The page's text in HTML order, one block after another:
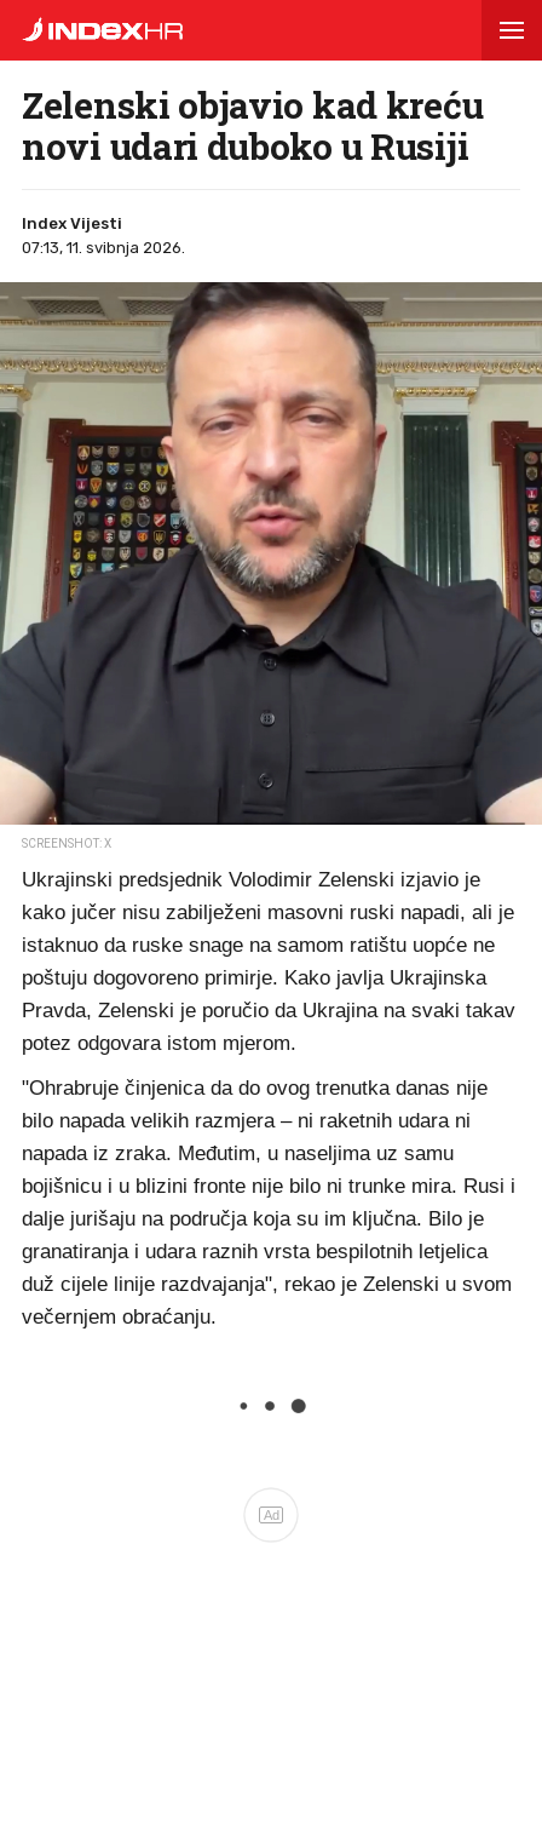
Zelenski objavio kad kreću
novi udari duboko u Rusiji
Index Vijesti
07:13, 11. svibnja 2026.
SCREENSHOT: X
Ukrajinski predsjednik Volodimir Zelenski izjavio je
kako jučer nisu zabilježeni masovni ruski napadi, ali je
istaknuo da ruske snage na samom ratištu uopće ne
poštuju dogovoreno primirje. Kako javlja Ukrajinska
Pravda, Zelenski je poručio da Ukrajina na svaki takav
potez odgovara istom mjerom.
"Ohrabruje činjenica da do ovog trenutka danas nije
bilo napada velikih razmjera – ni raketnih udara ni
napada iz zraka. Međutim, u naseljima uz samu
bojišnicu i u blizini fronte nije bilo ni trunke mira. Rusi i
dalje jurišaju na područja koja su im ključna. Bilo je
granatiranja i udara raznih vrsta bespilotnih letjelica
duž cijele linije razdvajanja", rekao je Zelenski u svom
večernjem obraćanju.
Ad